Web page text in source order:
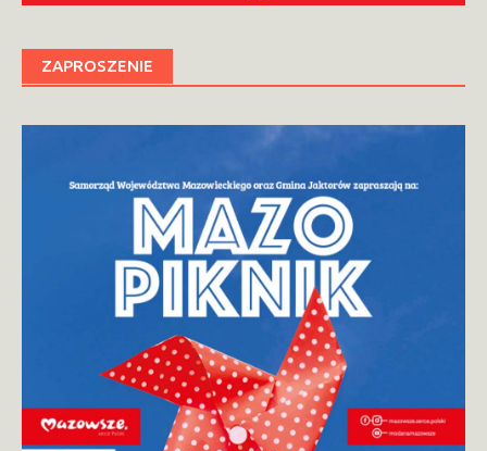
ZAPROSZENIE